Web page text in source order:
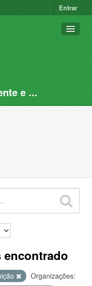
Entrar
e ...
Organizações: